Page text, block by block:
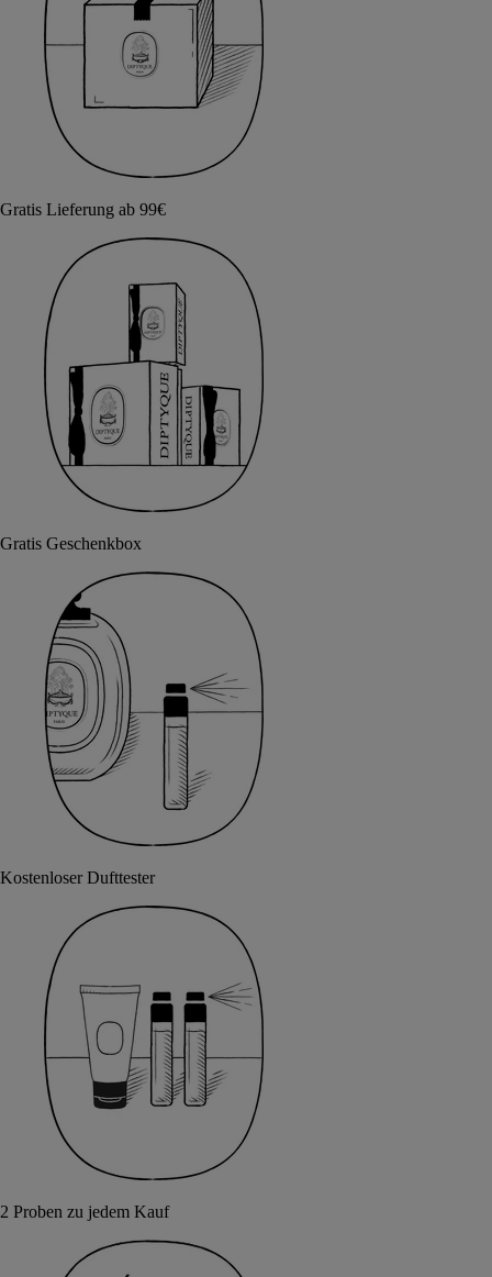
Gratis Lieferung ab 99€
Gratis Geschenkbox
Kostenloser Dufttester
2 Proben zu jedem Kauf